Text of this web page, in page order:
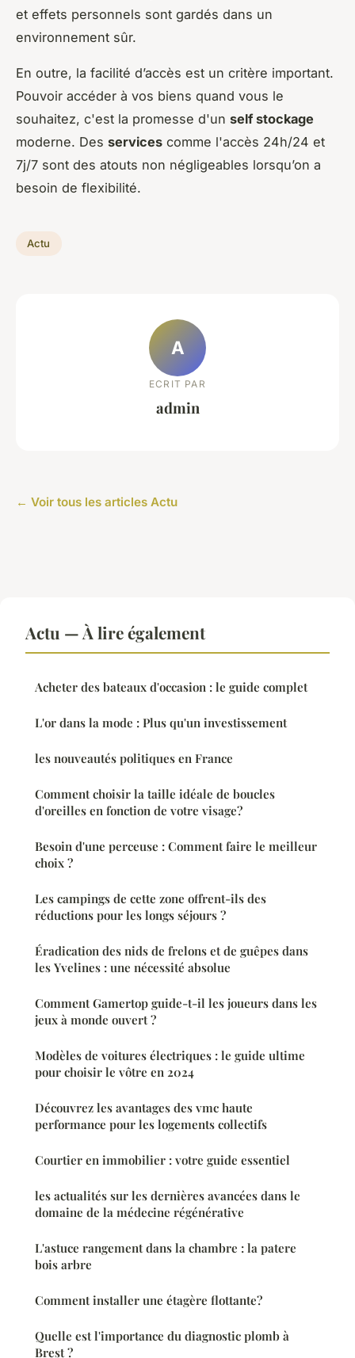
et effets personnels sont gardés dans un
environnement sûr.
En outre, la facilité d’accès est un critère important.
Pouvoir accéder à vos biens quand vous le
souhaitez, c'est la promesse d'un self stockage
moderne. Des services comme l'accès 24h/24 et
7j/7 sont des atouts non négligeables lorsqu’on a
besoin de flexibilité.
Actu
A
ECRIT PAR
admin
← Voir tous les articles Actu
Actu — À lire également
Acheter des bateaux d'occasion : le guide complet
L'or dans la mode : Plus qu'un investissement
les nouveautés politiques en France
Comment choisir la taille idéale de boucles
d'oreilles en fonction de votre visage?
Besoin d'une perceuse : Comment faire le meilleur
choix ?
Les campings de cette zone offrent-ils des
réductions pour les longs séjours ?
Éradication des nids de frelons et de guêpes dans
les Yvelines : une nécessité absolue
Comment Gamertop guide-t-il les joueurs dans les
jeux à monde ouvert ?
Modèles de voitures électriques : le guide ultime
pour choisir le vôtre en 2024
Découvrez les avantages des vmc haute
performance pour les logements collectifs
Courtier en immobilier : votre guide essentiel
les actualités sur les dernières avancées dans le
domaine de la médecine régénérative
L'astuce rangement dans la chambre : la patere
bois arbre
Comment installer une étagère flottante?
Quelle est l'importance du diagnostic plomb à
Brest ?